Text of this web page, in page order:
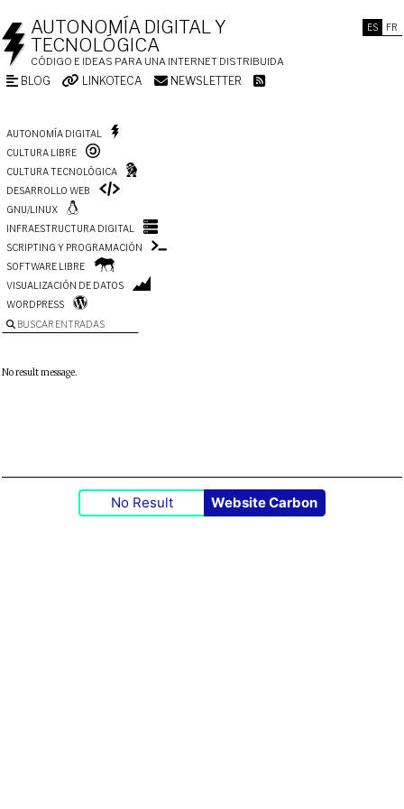
ES FR
AUTONOMÍA DIGITAL Y
TECNOLÓGICA
CÓDIGO E IDEAS PARA UNA INTERNET DISTRIBUIDA
BLOG LINKOTECA NEWSLETTER
AUTONOMÍA DIGITAL
CULTURA LIBRE
CULTURA TECNOLÓGICA
DESARROLLO WEB
GNU/LINUX
INFRAESTRUCTURA DIGITAL
SCRIPTING Y PROGRAMACIÓN
SOFTWARE LIBRE
VISUALIZACIÓN DE DATOS
WORDPRESS
BUSCAR ENTRADAS
No result message.
No Result Website Carbon